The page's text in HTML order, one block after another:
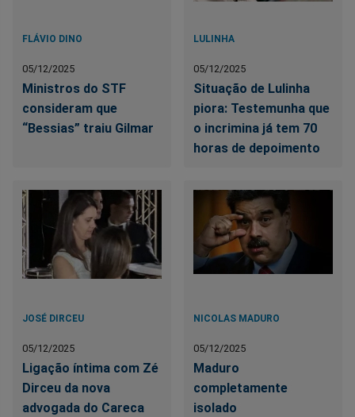
FLÁVIO DINO
05/12/2025
Ministros do STF
consideram que
“Bessias” traiu Gilmar
LULINHA
05/12/2025
Situação de Lulinha
piora: Testemunha que
o incrimina já tem 70
horas de depoimento
JOSÉ DIRCEU
05/12/2025
Ligação íntima com Zé
Dirceu da nova
advogada do Careca
NICOLAS MADURO
05/12/2025
Maduro
completamente
isolado